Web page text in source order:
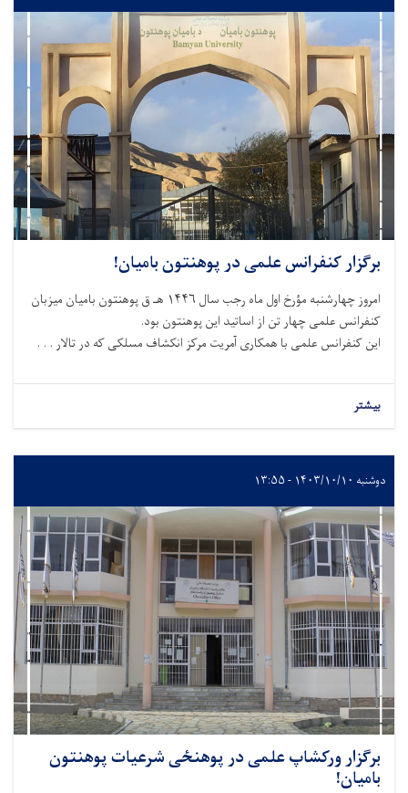
برگزار کنفرانس علمی در پوهنتون بامیان!
امروز چهارشنبه مؤرخ اول ماه رجب سال ۱۴۴۶ هـ ق پوهنتون بامیان میزبان
کنفرانس علمی چهار تن از اساتید این پوهنتون بود.
این کنفرانس علمی با همکاری آمریت مرکز انکشاف مسلکی که در تالار . . .
بیشتر
دوشنبه ۱۴۰۳/۱۰/۱۰ - ۱۳:۵۵
برگزار ورکشاپ علمی در پوهنځی شرعیات پوهنتون
بامیان!